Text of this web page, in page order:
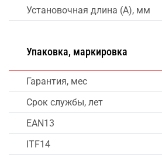
Установочная длина (A), мм
Упаковка, маркировка
Гарантия, мес
Срок службы, лет
EAN13
ITF14